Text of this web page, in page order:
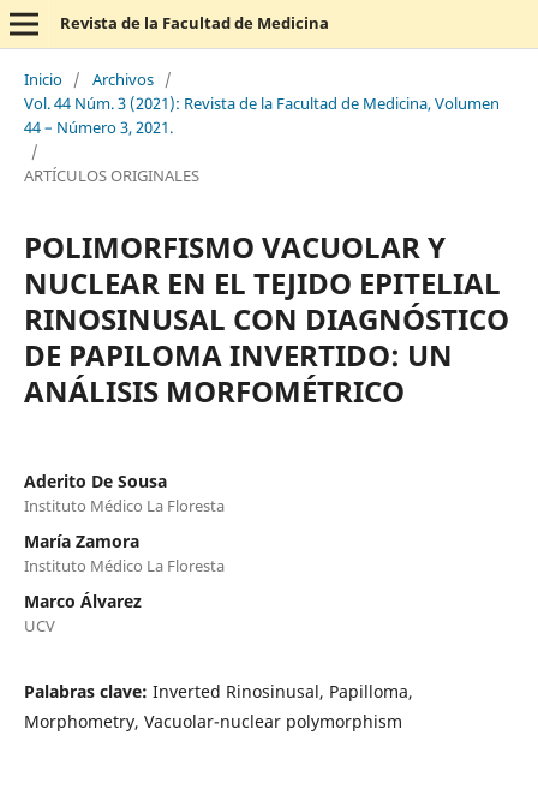
Revista de la Facultad de Medicina
Inicio / Archivos /
Vol. 44 Núm. 3 (2021): Revista de la Facultad de Medicina, Volumen
44 – Número 3, 2021.
/
ARTÍCULOS ORIGINALES
POLIMORFISMO VACUOLAR Y
NUCLEAR EN EL TEJIDO EPITELIAL
RINOSINUSAL CON DIAGNÓSTICO
DE PAPILOMA INVERTIDO: UN
ANÁLISIS MORFOMÉTRICO
Aderito De Sousa
Instituto Médico La Floresta
María Zamora
Instituto Médico La Floresta
Marco Álvarez
UCV
Palabras clave: Inverted Rinosinusal, Papilloma,
Morphometry, Vacuolar-nuclear polymorphism